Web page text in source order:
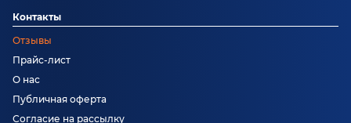
Контакты
Отзывы
Прайс-лист
О нас
Публичная оферта
Согласие на рассылку